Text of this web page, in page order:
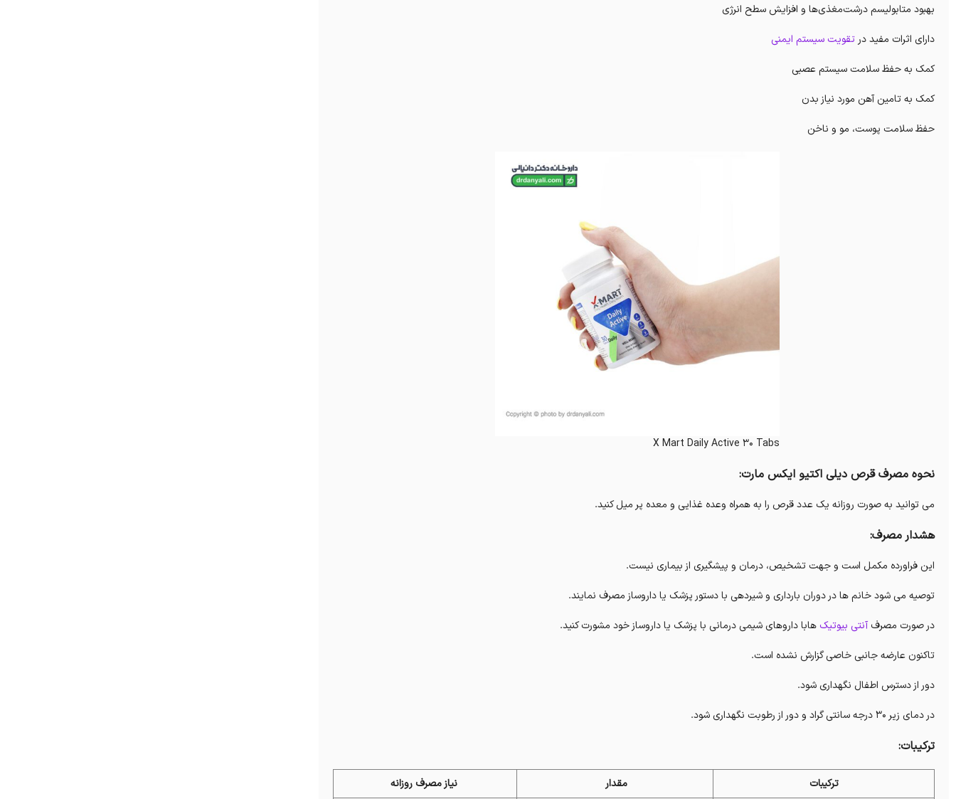
بهبود متابولیسم درشت‌مغذی‌ها و افزایش سطح انرژی
دارای اثرات مفید در تقویت سیستم ایمنی
کمک به حفظ سلامت سیستم عصبی
کمک به تامین آهن مورد نیاز بدن
حفظ سلامت پوست، مو و ناخن
X Mart Daily Active 30 Tabs
نحوه مصرف قرص دیلی اکتیو ایکس مارت:
می توانید به صورت روزانه یک عدد قرص را به همراه وعده غذایی و معده پر میل کنید.
هشدار مصرف:
این فراورده مکمل است و جهت تشخیص، درمان و پیشگیری از بیماری نیست.
توصیه می شود خانم ها در دوران بارداری و شیردهی با دستور پزشک یا داروساز مصرف نمایند.
در صورت مصرف آنتی بیوتیک هابا داروهای شیمی درمانی با پزشک یا داروساز خود مشورت کنید.
تاکنون عارضه جانبی خاصی گزارش نشده است.
دور از دسترس اطفال نگهداری شود.
در دمای زیر ۳۰ درجه سانتی گراد و دور از رطوبت نگهداری شود.
ترکیبات:
ترکیبات مقدار نیاز مصرف روزانه